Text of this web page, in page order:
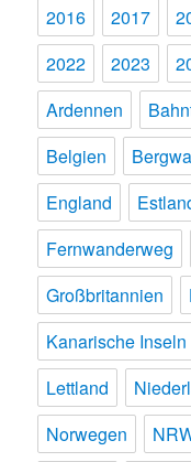
2016 2017
2022
2023
Ardennen
Belgien
England
Fernwanderweg
Großbritannien
Kanarische Inseln
Lettland
Norwegen